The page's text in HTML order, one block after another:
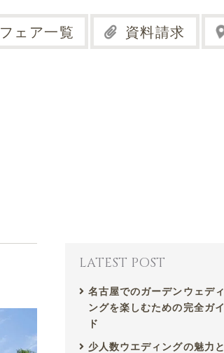
フェア一覧 資料請求
LATEST POST
名古屋でのガーデンウェディ
ングを楽しむための完全ガイ
ド
少人数ウエディングの魅力と